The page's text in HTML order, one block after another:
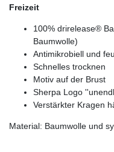
Freizeit
100% drirelease®
Baumwolle)
Antimikrobiell und
Schnelles trocknen
Motiv auf der Brust
Sherpa Logo
Verstärkter Kragen
Material: Baumwolle und